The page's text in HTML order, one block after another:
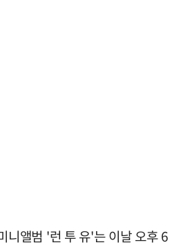
니앨범 '런 투 유'는 이날 오후 6